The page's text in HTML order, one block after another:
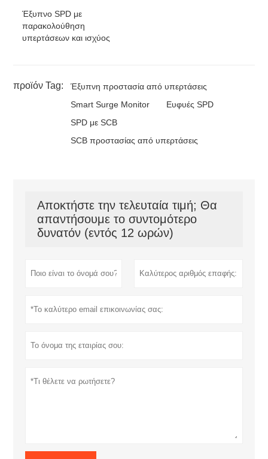
Έξυπνο SPD με
παρακολούθηση
υπερτάσεων και ισχύος
προϊόν Tag:
Έξυπνη προστασία από υπερτάσεις
Smart Surge Monitor
Ευφυές SPD
SPD με SCB
SCB προστασίας από υπερτάσεις
Αποκτήστε την τελευταία τιμή; Θα
απαντήσουμε το συντομότερο
δυνατόν (εντός 12 ωρών)